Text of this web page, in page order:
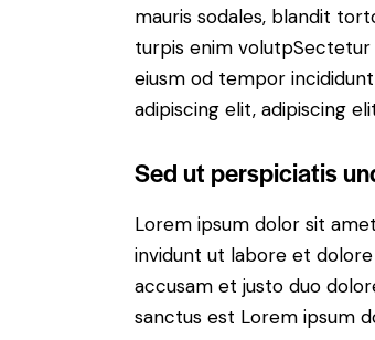
mauris sodales, blandit
turpis enim volutpSectetur
eiusm od tempor
adipiscing elit, adipiscing
Sed ut perspiciatis
Lorem ipsum dolor sit
invidunt ut labore et
accusam et justo duo
sanctus est Lorem ipsum